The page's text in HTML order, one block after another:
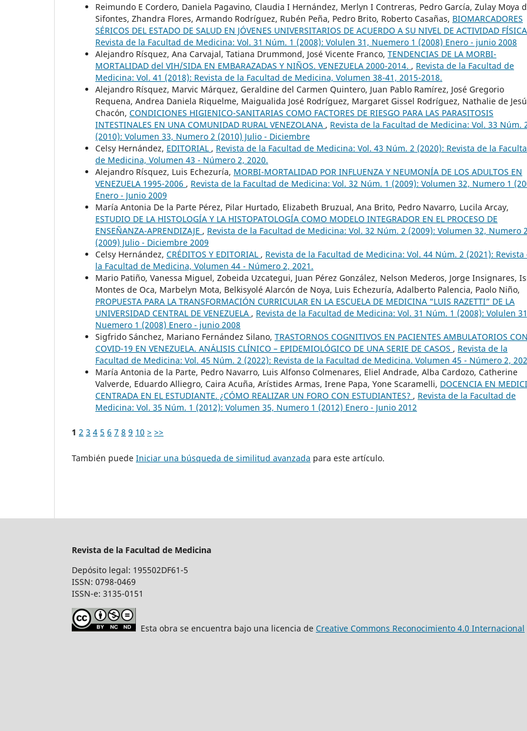
Reimundo E Cordero, Daniela Pagavino, Claudia I Hernández, Merlyn I Contreras, Pedro García, Zulay Moya
Sifontes, Zhandra Flores, Armando Rodríguez, Rubén Peña, Pedro Brito, Roberto Casañas, BIOMARCADORES
SÉRICOS DEL ESTADO DE SALUD EN JÓVENES UNIVERSITARIOS DE ACUERDO A SU NIVEL DE ACTIVIDAD FÍSICA
Revista de la Facultad de Medicina: Vol. 31 Núm. 1 (2008): Volulen 31, Nuemero 1 (2008) Enero - junio 2008
Alejandro Rísquez, Ana Carvajal, Tatiana Drummond, José Vicente Franco, TENDENCIAS DE LA MORBI-
MORTALIDAD del VIH/SIDA EN EMBARAZADAS Y NIÑOS. VENEZUELA 2000-2014. , Revista de la Facultad de
Medicina: Vol. 41 (2018): Revista de la Facultad de Medicina, Volumen 38-41, 2015-2018.
Alejandro Rísquez, Marvic Márquez, Geraldine del Carmen Quintero, Juan Pablo Ramírez, José Gregorio
Requena, Andrea Daniela Riquelme, Maigualida José Rodríguez, Margaret Gissel Rodríguez, Nathalie de
Chacón, CONDICIONES HIGIENICO-SANITARIAS COMO FACTORES DE RIESGO PARA LAS PARASITOSIS
INTESTINALES EN UNA COMUNIDAD RURAL VENEZOLANA , Revista de la Facultad de Medicina: Vol. 33 Núm.
(2010): Volumen 33, Numero 2 (2010) Julio - Diciembre
Celsy Hernández, EDITORIAL , Revista de la Facultad de Medicina: Vol. 43 Núm. 2 (2020): Revista de la
de Medicina, Volumen 43 - Número 2, 2020.
Alejandro Rísquez, Luis Echezuría, MORBI-MORTALIDAD POR INFLUENZA Y NEUMONÍA DE LOS ADULTOS EN
VENEZUELA 1995-2006 , Revista de la Facultad de Medicina: Vol. 32 Núm. 1 (2009): Volumen 32, Numero 1
Enero - Junio 2009
María Antonia De la Parte Pérez, Pilar Hurtado, Elizabeth Bruzual, Ana Brito, Pedro Navarro, Lucila Arcay,
ESTUDIO DE LA HISTOLOGÍA Y LA HISTOPATOLOGÍA COMO MODELO INTEGRADOR EN EL PROCESO DE
ENSEÑANZA-APRENDIZAJE , Revista de la Facultad de Medicina: Vol. 32 Núm. 2 (2009): Volumen 32, Numero 2
(2009) Julio - Diciembre 2009
Celsy Hernández, CRÉDITOS Y EDITORIAL , Revista de la Facultad de Medicina: Vol. 44 Núm. 2 (2021): Revista
la Facultad de Medicina, Volumen 44 - Número 2, 2021.
Mario Patiño, Vanessa Miguel, Zobeida Uzcategui, Juan Pérez González, Nelson Mederos, Jorge Insignares,
Montes de Oca, Marbelyn Mota, Belkisyolé Alarcón de Noya, Luis Echezuría, Adalberto Palencia, Paolo Niño,
PROPUESTA PARA LA TRANSFORMACIÓN CURRICULAR EN LA ESCUELA DE MEDICINA “LUIS RAZETTI” DE LA
UNIVERSIDAD CENTRAL DE VENEZUELA , Revista de la Facultad de Medicina: Vol. 31 Núm. 1 (2008): Volulen
Nuemero 1 (2008) Enero - junio 2008
Sigfrido Sánchez, Mariano Fernández Silano, TRASTORNOS COGNITIVOS EN PACIENTES AMBULATORIOS
COVID-19 EN VENEZUELA. ANÁLISIS CLÍNICO – EPIDEMIOLÓGICO DE UNA SERIE DE CASOS , Revista de la
Facultad de Medicina: Vol. 45 Núm. 2 (2022): Revista de la Facultad de Medicina. Volumen 45 - Número 2,
María Antonia de la Parte, Pedro Navarro, Luis Alfonso Colmenares, Eliel Andrade, Alba Cardozo, Catherine
Valverde, Eduardo Alliegro, Caira Acuña, Arístides Armas, Irene Papa, Yone Scaramelli, DOCENCIA EN
CENTRADA EN EL ESTUDIANTE. ¿CÓMO REALIZAR UN FORO CON ESTUDIANTES? , Revista de la Facultad de
Medicina: Vol. 35 Núm. 1 (2012): Volumen 35, Numero 1 (2012) Enero - Junio 2012
1 2 3 4 5 6 7 8 9 10 > >>
También puede Iniciar una búsqueda de similitud avanzada para este artículo.
Revista de la Facultad de Medicina
Depósito legal: 195502DF61-5
ISSN: 0798-0469
ISSN-e: 3135-0151
Esta obra se encuentra bajo una licencia de Creative Commons Reconocimiento 4.0 Internacional